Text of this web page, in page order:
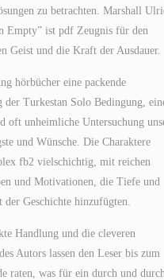
zu betrachten. Marshall
Empty” ist pdf Zeugnis für den
Geist und die Kraft der Ausdauer.
hörbücher eine packende
der Turkestan Solo Bedingung,
oft unheimliche Untersuchung
und Wünsche. Die Charaktere
fb2 vielschichtig, mit reichen
und Motivationen, die Tiefe und
der Geschichte hinzufügten.
Handlung und die cleveren
Autors lassen den Leser bis zum
raten, was für ein durch und